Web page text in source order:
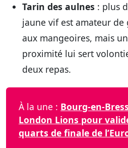
Tarin des aulnes : plus
jaune vif est amateur de
aux mangeoires, mais
proximité lui sert
deux repas.
À la une : Bourg-en-
London Lions pour
quarts de finale de